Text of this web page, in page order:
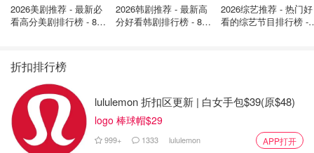
🎬 据悉，陈柏霖主演的新片《鬼才之道》已于8月上映，原
计划年底与女友陈庭萱办婚礼，如今恐怕要延期。面对争
我会尊重司法。”
从偶像到“兵役门”被告，这一波塌房速度堪称闪电。是制度
问题，还是人性漏洞？大家怎么看？
「该长文章来自@小不列颠晒晒君-英国省钱快报，版权归
2026美剧推荐 - 最新必
看高分美剧排行榜 - 8月
2026韩剧推荐 - 最新高
分好看韩剧排行榜 - 8月
2026综艺推荐 - 热门好
看的综艺节目排行榜 -
折扣排行榜
lululemon 折扣区更新 | 白女手包$39(原$48)
logo 棒球帽$29
999+ 1333 lululemon APP打开